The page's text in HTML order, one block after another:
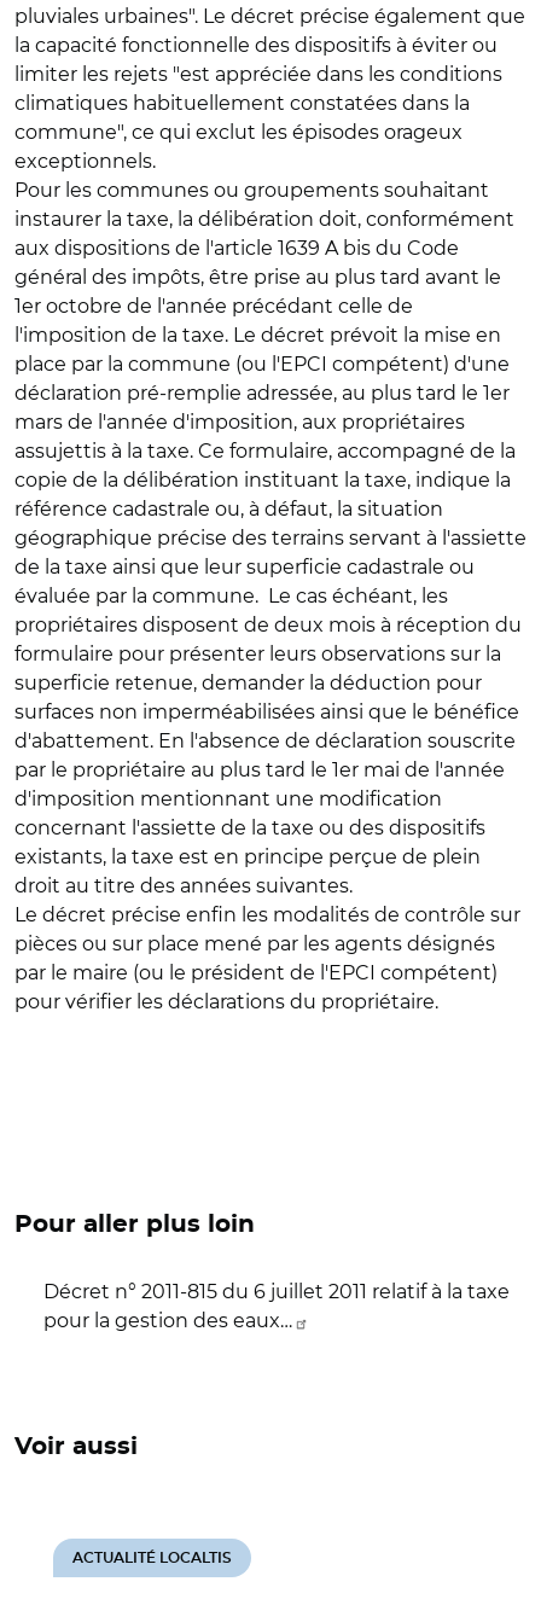
pluviales urbaines". Le décret précise également que
la capacité fonctionnelle des dispositifs à éviter ou
limiter les rejets "est appréciée dans les conditions
climatiques habituellement constatées dans la
commune", ce qui exclut les épisodes orageux
exceptionnels.
Pour les communes ou groupements souhaitant
instaurer la taxe, la délibération doit, conformément
aux dispositions de l'article 1639 A bis du Code
général des impôts, être prise au plus tard avant le
1er octobre de l'année précédant celle de
l'imposition de la taxe. Le décret prévoit la mise en
place par la commune (ou l'EPCI compétent) d'une
déclaration pré-remplie adressée, au plus tard le 1er
mars de l'année d'imposition, aux propriétaires
assujettis à la taxe. Ce formulaire, accompagné de la
copie de la délibération instituant la taxe, indique la
référence cadastrale ou, à défaut, la situation
géographique précise des terrains servant à l'assiette
de la taxe ainsi que leur superficie cadastrale ou
évaluée par la commune. Le cas échéant, les
propriétaires disposent de deux mois à réception du
formulaire pour présenter leurs observations sur la
superficie retenue, demander la déduction pour
surfaces non imperméabilisées ainsi que le bénéfice
d'abattement. En l'absence de déclaration souscrite
par le propriétaire au plus tard le 1er mai de l'année
d'imposition mentionnant une modification
concernant l'assiette de la taxe ou des dispositifs
existants, la taxe est en principe perçue de plein
droit au titre des années suivantes.
Le décret précise enfin les modalités de contrôle sur
pièces ou sur place mené par les agents désignés
par le maire (ou le président de l'EPCI compétent)
pour vérifier les déclarations du propriétaire.
Pour aller plus loin
Décret n° 2011-815 du 6 juillet 2011 relatif à la taxe
pour la gestion des eaux…
Voir aussi
ACTUALITÉ LOCALTIS